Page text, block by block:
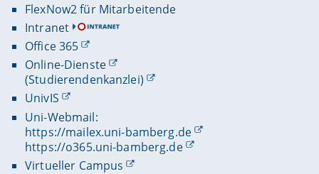
FlexNow2 für Mitarbeitende
Intranet
Office 365
Online-Dienste
(Studierendenkanzlei)
UnivIS
Uni-Webmail:
https://mailex.uni-bamberg.de
https://o365.uni-bamberg.de
Virtueller Campus